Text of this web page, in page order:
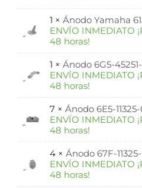
1 × Ánodo Yamaha
ENVÍO INMEDIATO
48 horas!
1 × Ánodo 6G5-
ENVÍO INMEDIATO
48 horas!
7 × Ánodo 6E5-
ENVÍO INMEDIATO
48 horas!
4 × Ánodo 67F-
ENVÍO INMEDIATO
48 horas!